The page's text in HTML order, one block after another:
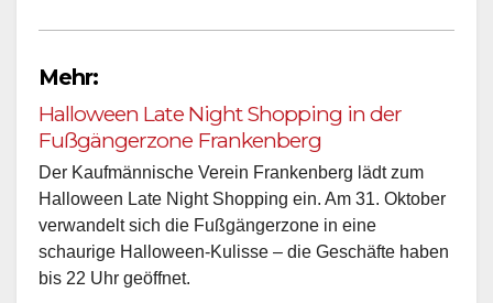
Mehr:
Halloween Late Night Shopping in der
Fußgängerzone Frankenberg
Der Kaufmännische Verein Frankenberg lädt zum
Halloween Late Night Shopping ein. Am 31. Oktober
verwandelt sich die Fußgängerzone in eine
schaurige Halloween-Kulisse – die Geschäfte haben
bis 22 Uhr geöffnet.